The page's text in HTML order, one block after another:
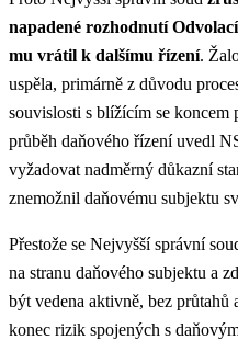
napadené rozhodnutí
mu vrátil k dalšímu řízení.
uspěla, primárně z důvodu
souvislosti s blížícím se
průběh daňového řízení uvedl
vyžadovat nadměrný důkazní
znemožnil daňovému subjektu
Přestože se Nejvyšší správní
na stranu daňového subjektu a
být vedena aktivně, bez průtahů
konec rizik spojených s